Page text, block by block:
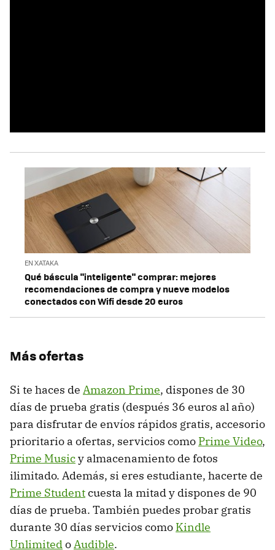
EN XATAKA
Qué báscula "inteligente" comprar: mejores
recomendaciones de compra y nueve modelos
conectados con Wifi desde 20 euros
Más ofertas
Si te haces de Amazon Prime, dispones de 30
días de prueba gratis (después 36 euros al año)
para disfrutar de envíos rápidos gratis, accesorio
prioritario a ofertas, servicios como Prime Video,
Prime Musicy almacenamiento de fotos
ilimitado. Además, si eres estudiante, hacerte de
Prime Studentcuesta la mitad y dispones de 90
días de prueba. También puedes probar gratis
durante 30 días servicios como Kindle
UnlimitedoAudible.